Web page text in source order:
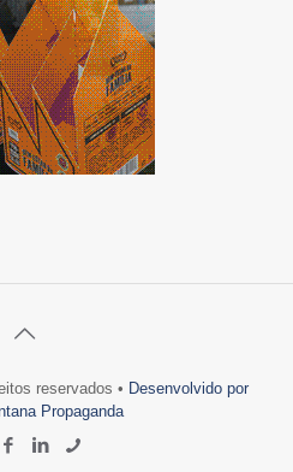
reservados • Desenvolvido por
Propaganda